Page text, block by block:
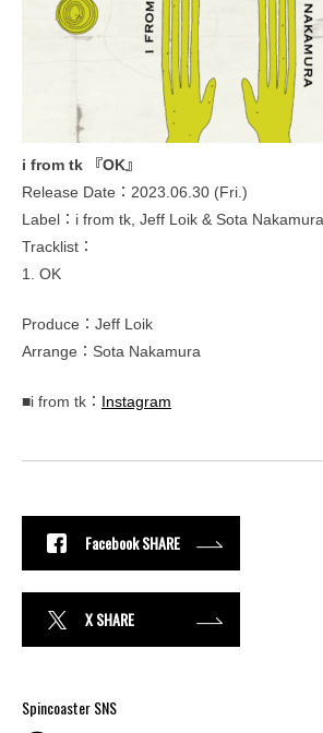
i from tk 『OK』
Release Date：2023.06.30 (Fri.)
Label：i from tk, Jeff Loik & Sota Nakamura
Tracklist：
1. OK
Produce：Jeff Loik
Arrange：Sota Nakamura
■i from tk： Instagram
Facebook SHARE
X SHARE
Spincoaster SNS